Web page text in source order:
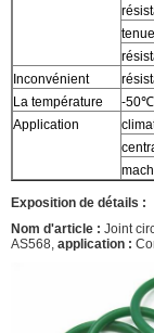
Inconvénient
La température
-
Application
Exposition de détails :
Nom d'article : Joint
AS568, application :